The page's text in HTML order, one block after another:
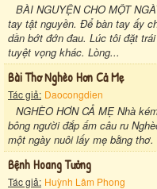
BÀI NGUYỆN CHO MỘT
tay tật nguyền. Để bàn tay ấy
dần bớt đớn đau. Lúc tôi đặt
tuyệt vọng khác. Lòng...
Bài Thơ Nghèo Hơn Cả Mẹ
Tác giả: Daocongdien
NGHÈO HƠN CẢ MẸ Nhà
bông người đắp ấm câu ru
một ngày nuôi lấy mẹ bằng
Bệnh Hoang Tưởng
Tác giả: Huỳnh Lâm Phong